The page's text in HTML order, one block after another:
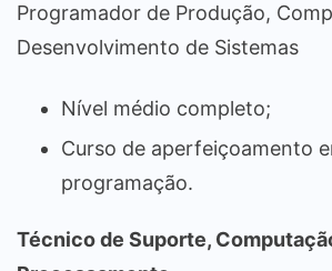
Programador de Produção,
Desenvolvimento de Sistemas
Nível médio completo;
Curso de aperfeiçoamento
programação.
Técnico de Suporte,